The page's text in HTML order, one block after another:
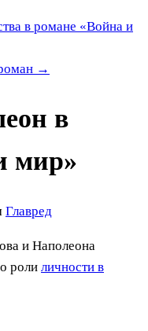
в романе «Война и
→
в
мир»
Главред
и Наполеона
роли личности в